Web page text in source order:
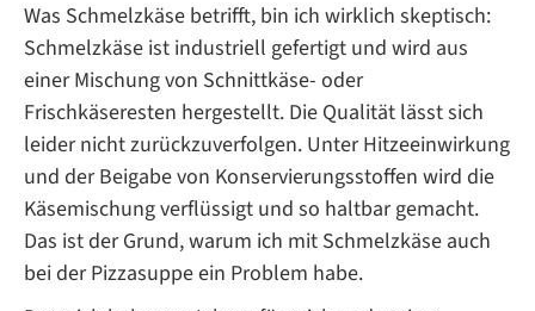
Was Schmelzkäse betrifft, bin ich wirklich skeptisch:
Schmelzkäse ist industriell gefertigt und wird aus
einer Mischung von Schnittkäse- oder
Frischkäseresten hergestellt. Die Qualität lässt sich
leider nicht zurückzuverfolgen. Unter Hitzeeinwirkung
und der Beigabe von Konservierungsstoffen wird die
Käsemischung verflüssigt und so haltbar gemacht.
Das ist der Grund, warum ich mit Schmelzkäse auch
bei der Pizzasuppe ein Problem habe.